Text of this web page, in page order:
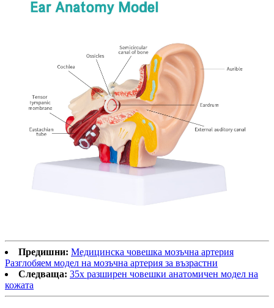
Предишни: Медицинска човешка мозъчна артерия
Разглобяем модел на мозъчна артерия за възрастни
Следваща: 35x разширен човешки анатомичен модел на
кожата